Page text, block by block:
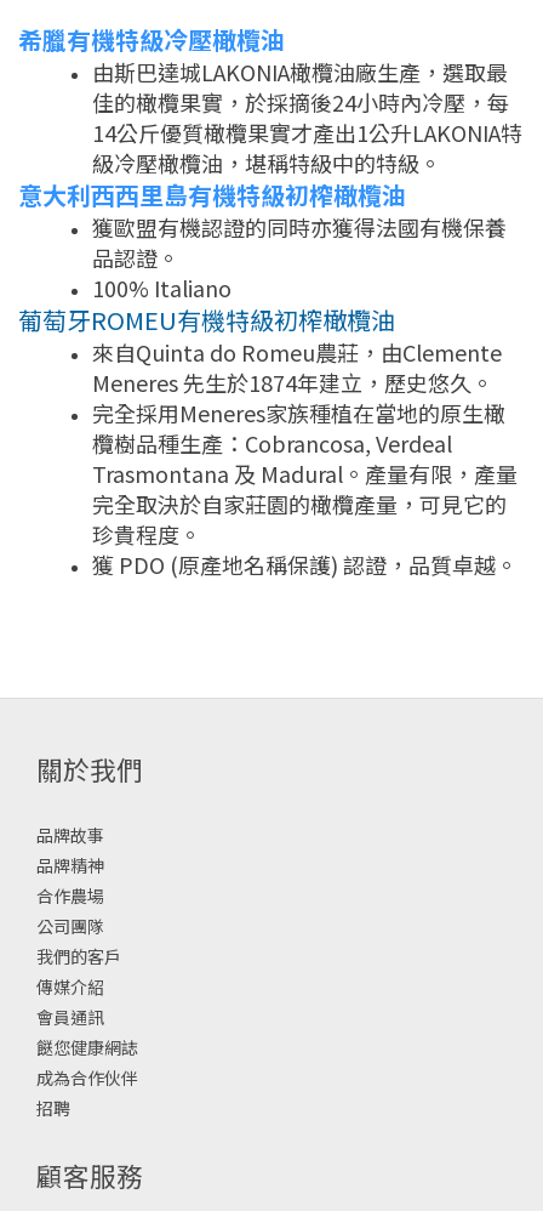
希臘有機特級冷壓橄欖油
由斯巴達城LAKONIA橄欖油廠生產，選取最
佳的橄欖果實，於採摘後24小時內冷壓，每
14公斤優質橄欖果實才產出1公升LAKONIA特
級冷壓橄欖油，堪稱特級中的特級。
意大利西西里島有機特級初榨橄欖油
獲歐盟有機認證的同時亦獲得法國有機保養
品認證。
100% Italiano
葡萄牙ROMEU有機特級初榨橄欖油
來自Quinta do Romeu農莊，由Clemente
Meneres 先生於1874年建立，歷史悠久。
完全採用Meneres家族種植在當地的原生橄
欖樹品種生產：Cobrancosa, Verdeal
Trasmontana 及 Madural。產量有限，產量
完全取決於自家莊園的橄欖產量，可見它的
珍貴程度。
獲 PDO (原產地名稱保護) 認證，品質卓越。
關於我們
品牌故事
品牌精神
合作農場
公司團隊
我們的客戶
傳媒介紹
會員通訊
餸您健康網誌
成為合作伙伴
招聘
顧客服務